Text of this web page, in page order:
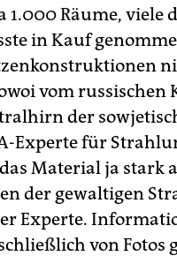
1.000 Räume, viele
in Kauf
vom russischen
der
Experte für
Material ja stark
der gewaltigen
Experte.
von Fotos